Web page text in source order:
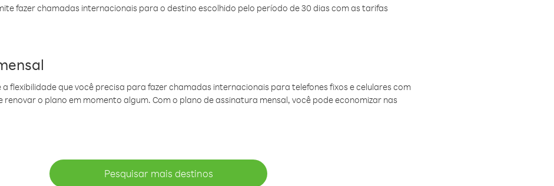
fazer chamadas internacionais para o destino escolhido pelo período de 30 dias com as tarifas
flexibilidade que você precisa para fazer chamadas internacionais para telefones fixos e celulares com
renovar o plano em momento algum. Com o plano de assinatura mensal, você pode economizar nas
Pesquisar mais destinos